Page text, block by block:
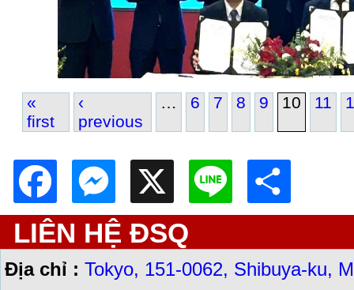
Pages
«
first
‹
previous
… 6 7 8 9 10 11
FacebookMessenger
X Line
LIÊN HỆ ĐSQ
Địa chỉ : Tokyo, 151-0062, Shibuya-ku,